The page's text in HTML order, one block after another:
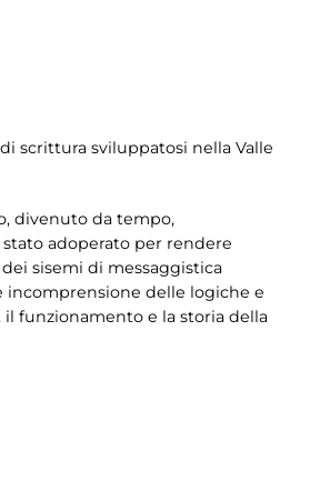
scrittura sviluppatosi nella Valle
divenuto da tempo,
adoperato per rendere
sisemi di messaggistica
incomprensione delle logiche e
il funzionamento e la storia della